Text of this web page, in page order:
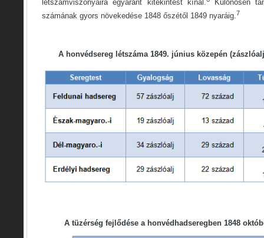
létszámviszonyaira egyaránt kitekintést kínál. Különösen
számának gyors növekedése 1848 őszétől 1849 nyaráig.7
A honvédsereg létszáma 1849. június közepén
A tüzérség fejlődése a honvédhadseregben 1848